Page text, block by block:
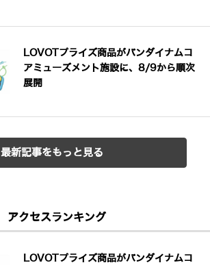
LOVOTプライズ商品がバンダイナムコ
アミューズメント施設に、8/9から順次
展開
最新記事をもっと見る
アクセスランキング
LOVOTプライズ商品がバンダイナムコ